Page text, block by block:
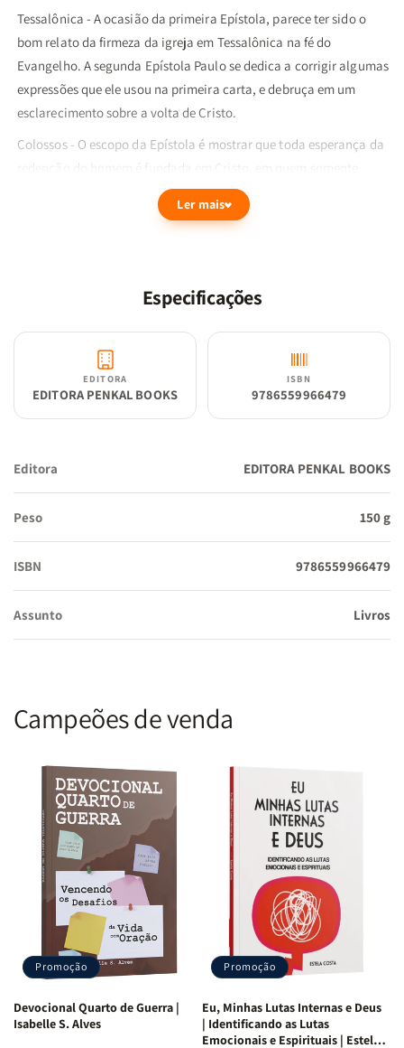
Tessalônica - A ocasião da primeira Epístola, parece ter sido o
bom relato da firmeza da igreja em Tessalônica na fé do
Evangelho. A segunda Epístola Paulo se dedica a corrigir algumas
expressões que ele usou na primeira carta, e debruça em um
esclarecimento sobre a volta de Cristo.
Colossos - O escopo da Epístola é mostrar que toda esperança da
redenção do homem é fundada em Cristo, em quem somente
estão todas as plenitudes, perfeições e suficiências completas.
Matthew Henry faz um comentário expositivo sobre estas
profundo e específico da Escritura.
Ler mais
Especificações
EDITORA
EDITORA PENKAL BOOKS
ISBN
9786559966479
Editora EDITORA PENKAL BOOKS
Peso 150 g
ISBN 9786559966479
Assunto Livros
Campeões de venda
Promoção
Devocional Quarto de Guerra |
Isabelle S. Alves
Promoção
Eu, Minhas Lutas Internas e Deus
| Identificando as Lutas
Emocionais e Espirituais | Estela